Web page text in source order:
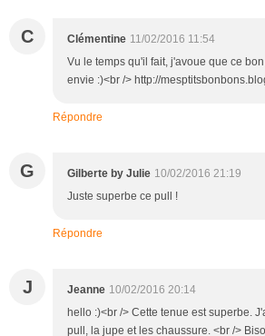
C Clémentine 11/02/2016 11:54
Vu le temps qu'il fait, j'avoue que ce
envie :)<br /> http://
Répondre
G Gilberte by Julie 10/02/2016 21:19
Juste superbe ce pull !
Répondre
J Jeanne 10/02/2016 20:14
hello :)<br /> Cette tenue est superbe.
pull, la jupe et les chaussure. <br />